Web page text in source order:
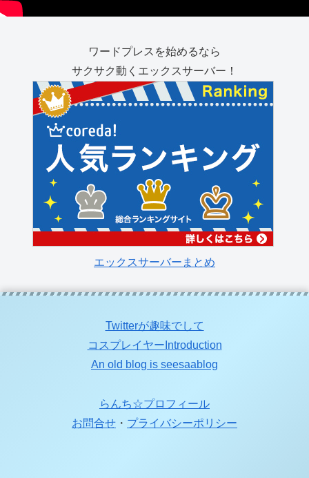
ワードプレスを始めるなら
サクサク動くエックスサーバー！
エックスサーバーまとめ
Twitterが趣味でして
コスプレイヤーIntroduction
An old blog is seesaablog
らんち☆プロフィール
お問合せ ・ プライバシーポリシー